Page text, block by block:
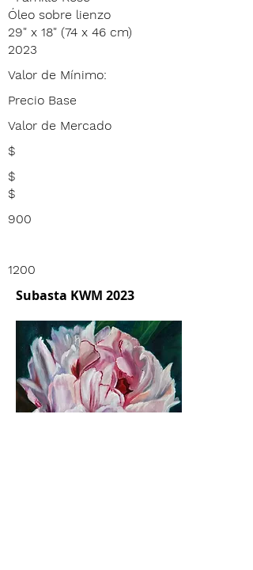
Óleo sobre lienzo
29" x 18" (74 x 46 cm)
2023
Valor de Mínimo:
Precio Base
Valor de Mercado
$
$
$
900
1200
Subasta KWM 2023